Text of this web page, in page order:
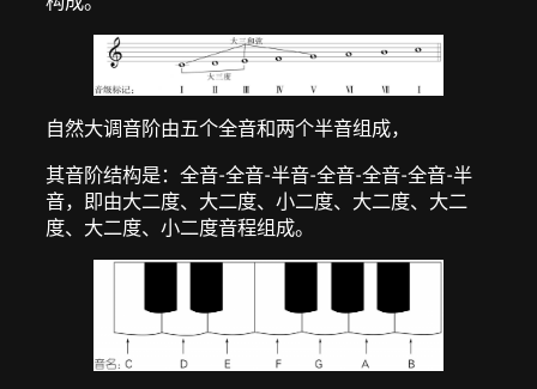
自然大调音阶由五个全音和两个半音组成，
其音阶结构是：全音-全音-半音-全音-全音-全音-半
音，即由大二度、大二度、小二度、大二度、大二
度、大二度、小二度音程组成。